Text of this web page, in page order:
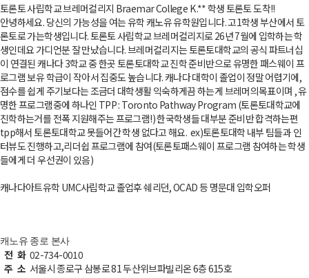
토론토 사립학교 브레머컬리지 Braemar College K .** 학생 토론토 도착!!
안녕하세요. 당신의 가능성을 여는 유학 캐노유 유학원입니다. 고1학생 부산에서 토
론토로 가는학생입니다. 토론토 사립학교 브레머컬리지로 26년 7월에 입학하는 학
생인데요 가디언분 잘 만났습니다. 브레머컬리지는 토론토대학교의 공식 파트너십
이 연결된 캐나다 3학교 중 한곳 토론토대학교 진학 준비반으로 유명한 패스웨이 프
로그램 보유 학급이 작아서 집중도 높습니다. 캐나다 대학이 졸업이 정말 어렵기에,
점수를 쉽게 주기보다는 조금더 대학생활 익숙하게끔 하는게 브레머의목표이며 , 유
명한 프로그램중에 하나인 ​TPP : Toronto Pathway Program (토론토대학교에
진학하는거를 전폭 지원해주는 프로그램!) 한국학생들 대부분 준비반 합격하는편
tpp해서 토론토대학교 못들어간 학생 없다고 해요. ​ ex)토론토대학 내부 팀들과 인
터뷰도 진행하고,리더쉽 프로그램에 참여(토론토패스웨이 프로그램 참여하는 학생
들에게 더 우선권이 있음)
캐나다아트유학 UMC사립학교 졸업후 쉐리던, OCAD 등 명문대 입학오퍼
캐노유 종로 본사
전 화 02-734-0010
주 소 서울시 종로구 삼봉로 81 두산위브파빌리온 6층 615호